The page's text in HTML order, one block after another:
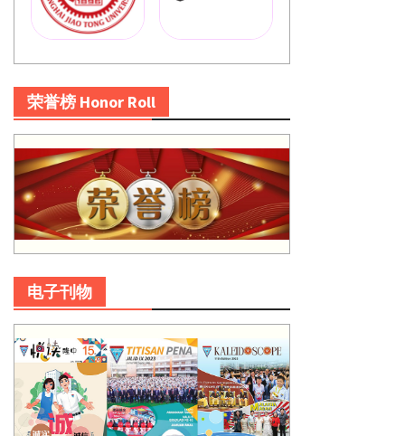
荣誉榜 Honor Roll
电子刊物